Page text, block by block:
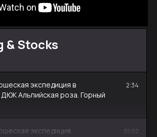
& Stocks
экспедиция в
Альпийская роза. Горный
2:34
экспедиция
01:02